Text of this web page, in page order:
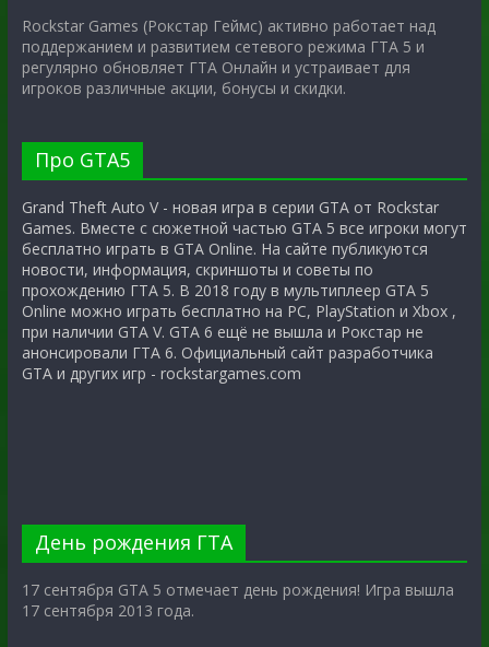
Rockstar Games (Рокстар Геймс) активно работает над
поддержанием и развитием сетевого режима ГТА 5 и
регулярно обновляет ГТА Онлайн и устраивает для
игроков различные акции, бонусы и скидки.
Про GTA5
Grand Theft Auto V - новая игра в серии GTA от Rockstar
Games. Вместе с сюжетной частью GTA 5 все игроки могут
бесплатно играть в GTA Online. На сайте публикуются
новости, информация, скриншоты и советы по
прохождению ГТА 5. В 2018 году в мультиплеер GTA 5
Online можно играть бесплатно на PC, PlayStation и Xbox ,
при наличии GTA V. GTA 6 ещё не вышла и Рокстар не
анонсировали ГТА 6. Официальный сайт разработчика
GTA и других игр - rockstargames.com
День рождения ГТА
17 сентября GTA 5 отмечает день рождения! Игра вышла
17 сентября 2013 года.